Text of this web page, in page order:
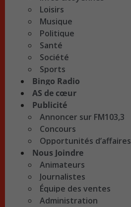
Loisirs
Musique
Politique
Santé
Société
Sports
Bingo Radio
AS de cœur
Publicité
Annoncer sur FM103,3
Concours
Opportunités d’affaires
Nous Joindre
Animateurs
Journalistes
Équipe des ventes
Administration